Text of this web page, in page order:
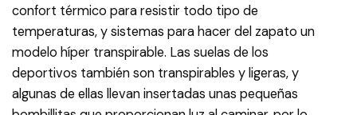
confort térmico para resistir todo tipo de
temperaturas, y sistemas para hacer del zapato un
modelo híper transpirable. Las suelas de los
deportivos también son transpirables y ligeras, y
algunas de ellas llevan insertadas unas pequeñas